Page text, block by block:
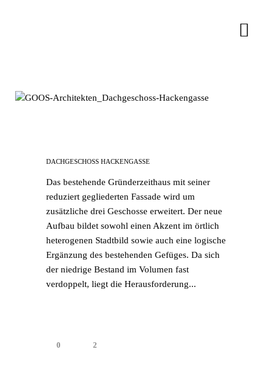
DACHGESCHOSS HACKENGASSE
Das bestehende Gründerzeithaus mit seiner
reduziert gegliederten Fassade wird um
zusätzliche drei Geschosse erweitert. Der neue
Aufbau bildet sowohl einen Akzent im örtlich
heterogenen Stadtbild sowie auch eine logische
Ergänzung des bestehenden Gefüges. Da sich
der niedrige Bestand im Volumen fast
verdoppelt, liegt die Herausforderung...
0 2